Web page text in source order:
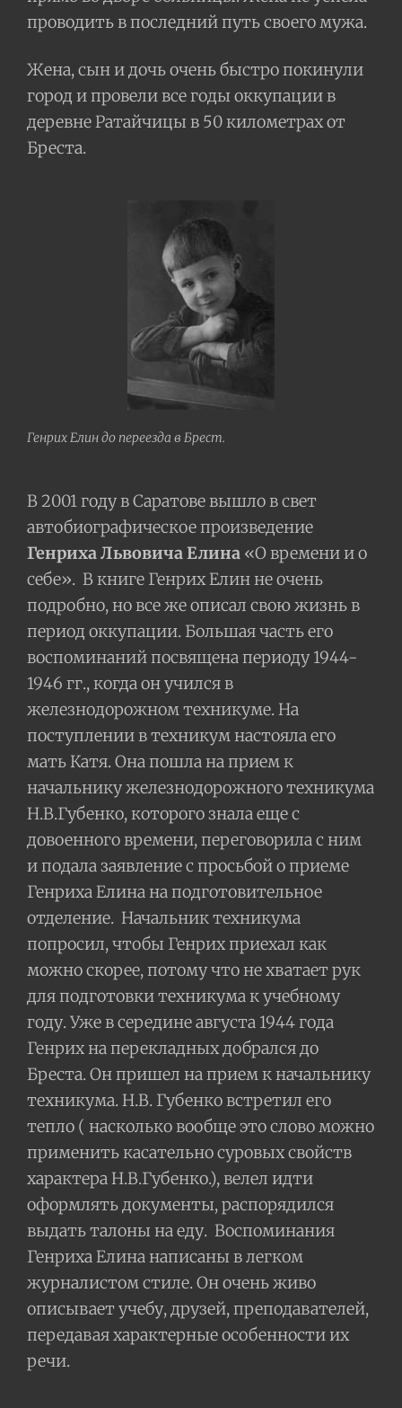
проводить в последний путь своего мужа.
Жена, сын и дочь очень быстро покинули
город и провели все годы оккупации в
деревне Ратайчицы в 50 километрах от
Бреста.
Генрих Елин до переезда в Брест.
В 2001 году в Саратове вышло в свет
автобиографическое произведение
Генриха Львовича Елина «О времени и о
себе». В книге Генрих Елин не очень
подробно, но все же описал свою жизнь в
период оккупации. Большая часть его
воспоминаний посвящена периоду 1944-
1946 гг., когда он учился в
железнодорожном техникуме. На
поступлении в техникум настояла его
мать Катя. Она пошла на прием к
начальнику железнодорожного техникума
Н.В.Губенко, которого знала еще с
довоенного времени, переговорила с ним
и подала заявление с просьбой о приеме
Генриха Елина на подготовительное
отделение. Начальник техникума
попросил, чтобы Генрих приехал как
можно скорее, потому что не хватает рук
для подготовки техникума к учебному
году. Уже в середине августа 1944 года
Генрих на перекладных добрался до
Бреста. Он пришел на прием к начальнику
техникума. Н.В. Губенко встретил его
тепло ( насколько вообще это слово можно
применить касательно суровых свойств
характера Н.В.Губенко.), велел идти
оформлять документы, распорядился
выдать талоны на еду. Воспоминания
Генриха Елина написаны в легком
журналистом стиле. Он очень живо
описывает учебу, друзей, преподавателей,
передавая характерные особенности их
речи.